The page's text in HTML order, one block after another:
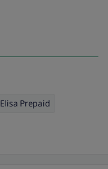
Elisa Prepaid